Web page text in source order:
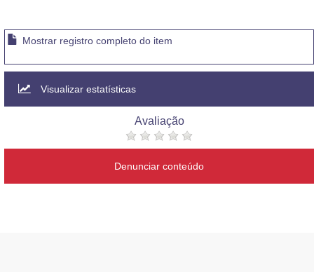
Mostrar registro completo do item
Visualizar estatísticas
Avaliação
Denunciar conteúdo